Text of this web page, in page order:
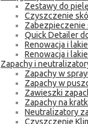
Zestawy do
Czyszczenie
Zabezpieczenie
Quick Detailer
Renowacja i
Renowacja i
Zapachy i
Zapachy w
Zapachy w
Zawieszki
Zapachy na
Neutralizatory
Czyszczenie